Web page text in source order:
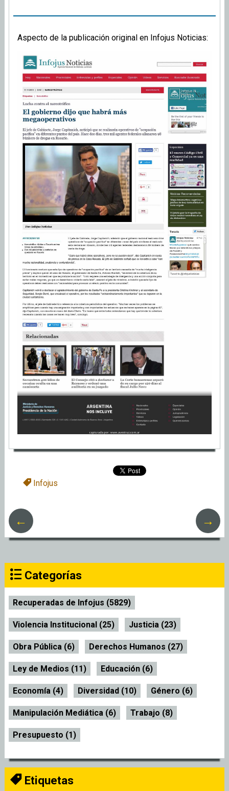
Aspecto de la publicación original en Infojus Noticias:
Infojus
→
←
Categorías
Recuperadas de Infojus (5829)
Violencia Institucional (25) Justicia (23)
Obra Pública (6) Derechos Humanos (27)
Ley de Medios (11) Educación (6)
Economía (4) Diversidad (10) Género (6)
Manipulación Mediática (6) Trabajo (8)
Presupuesto (1)
Etiquetas